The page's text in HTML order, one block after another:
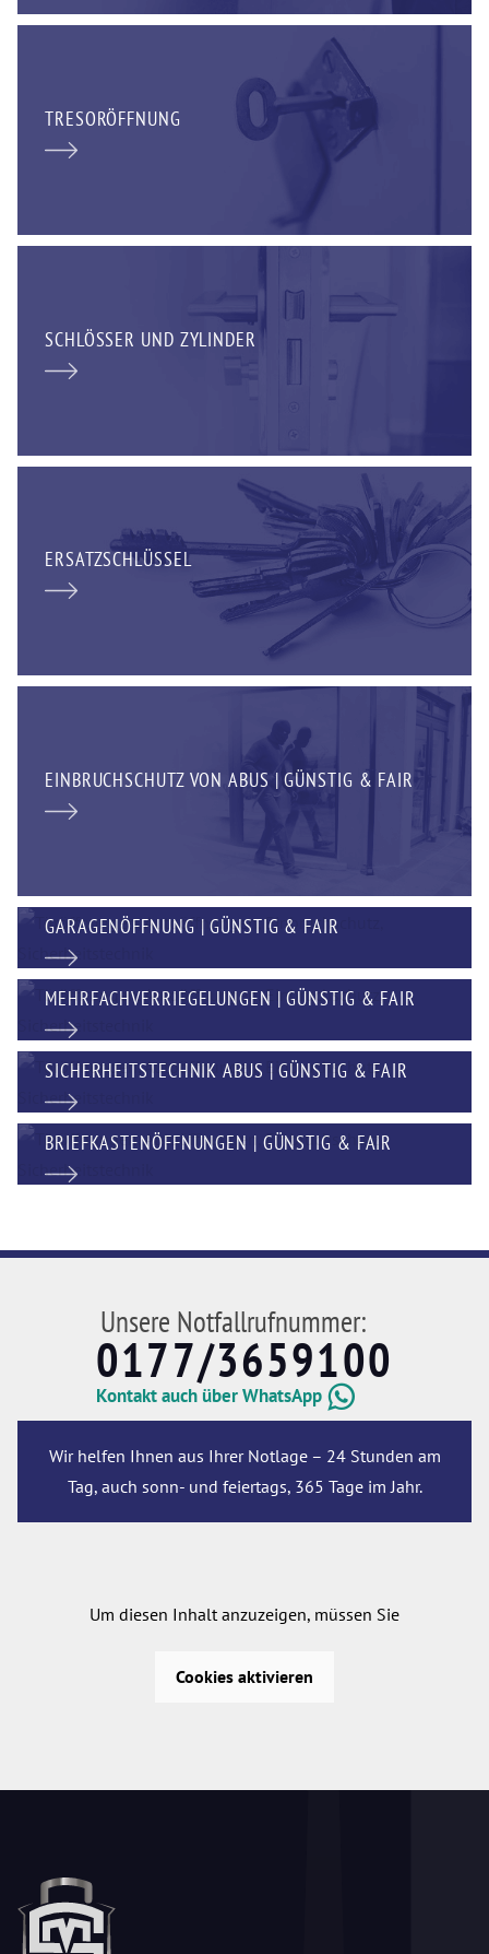
TRESORÖFFNUNG
SCHLÖSSER UND ZYLINDER
ERSATZSCHLÜSSEL
EINBRUCHSCHUTZ VON ABUS | GÜNSTIG & FAIR
GARAGENÖFFNUNG | GÜNSTIG & FAIR
MEHRFACHVERRIEGELUNGEN | GÜNSTIG & FAIR
SICHERHEITSTECHNIK ABUS | GÜNSTIG & FAIR
BRIEFKASTENÖFFNUNGEN | GÜNSTIG & FAIR
Unsere Notfallrufnummer:
0177/3659100
Kontakt auch über WhatsApp
Wir helfen Ihnen aus Ihrer Notlage – 24 Stunden am
Tag, auch sonn- und feiertags, 365 Tage im Jahr.
Um diesen Inhalt anzuzeigen, müssen Sie
Cookies aktivieren